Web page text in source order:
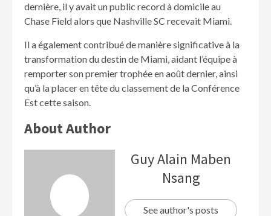
dernière, il y avait un public record à domicile au
Chase Field alors que Nashville SC recevait Miami.
Il a également contribué de manière significative à la
transformation du destin de Miami, aidant l’équipe à
remporter son premier trophée en août dernier, ainsi
qu’à la placer en tête du classement de la Conférence
Est cette saison.
About Author
Guy Alain Maben
Nsang
See author's posts